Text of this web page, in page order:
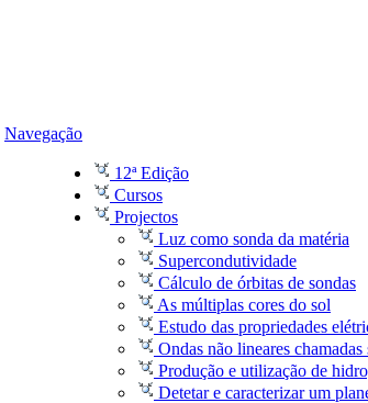
Navegação
12ª Edição
Cursos
Projectos
Luz como sonda da matéria
Supercondutividade
Cálculo de órbitas de sondas
As múltiplas cores do sol
Estudo das propriedades
Ondas não lineares chamadas
Produção e utilização de
Detetar e caracterizar um